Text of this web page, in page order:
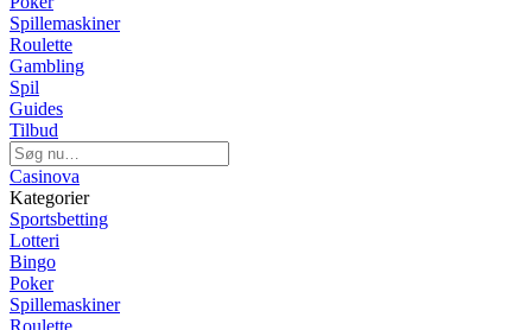
Spillemaskiner
Roulette
Gambling
Spil
Guides
Tilbud
Casinova
Kategorier
Sportsbetting
Lotteri
Bingo
Poker
Spillemaskiner
Roulette